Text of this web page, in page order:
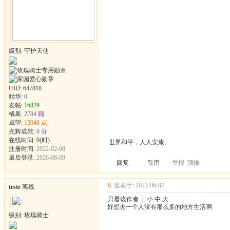
级别: 守护天使
UID: 647818
精华: 0
发帖: 16829
橘果: 2784 颗
威望: 15940 点
光辉成就: 0 分
在线时间: 0(时)
注册时间: 2022-02-08
最后登录: 2026-08-09
世界和平，人人安康。
回复 引用 举报 顶端
trstr 离线
级别: 玫瑰骑士
6 发表于: 2023-06-07
只看该作者 ┊ 小 中 大
好想去一个人没有那么多的地方生活啊